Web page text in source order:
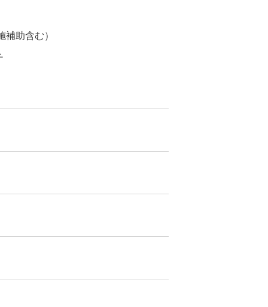
助含む）